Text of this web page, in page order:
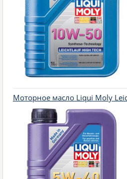
Моторное масло Liqui Moly